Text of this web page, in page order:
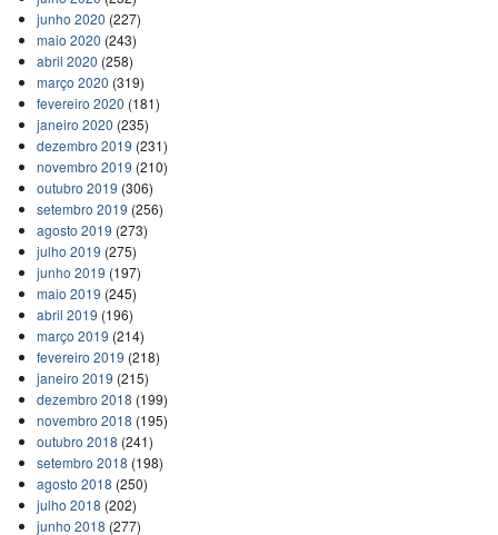
junho 2020 (227)
maio 2020 (243)
abril 2020 (258)
março 2020 (319)
fevereiro 2020 (181)
janeiro 2020 (235)
dezembro 2019 (231)
novembro 2019 (210)
outubro 2019 (306)
setembro 2019 (256)
agosto 2019 (273)
julho 2019 (275)
junho 2019 (197)
maio 2019 (245)
abril 2019 (196)
março 2019 (214)
fevereiro 2019 (218)
janeiro 2019 (215)
dezembro 2018 (199)
novembro 2018 (195)
outubro 2018 (241)
setembro 2018 (198)
agosto 2018 (250)
julho 2018 (202)
junho 2018 (277)